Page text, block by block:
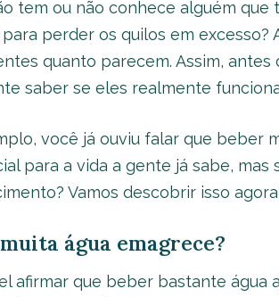
tem ou não conhece alguém
perder os quilos em
quanto parecem. Assim,
saber se eles realmente
você já ouviu falar que beber
para a vida a gente já sabe,
Vamos descobrir isso
água emagrece?
afirmar que beber bastante água